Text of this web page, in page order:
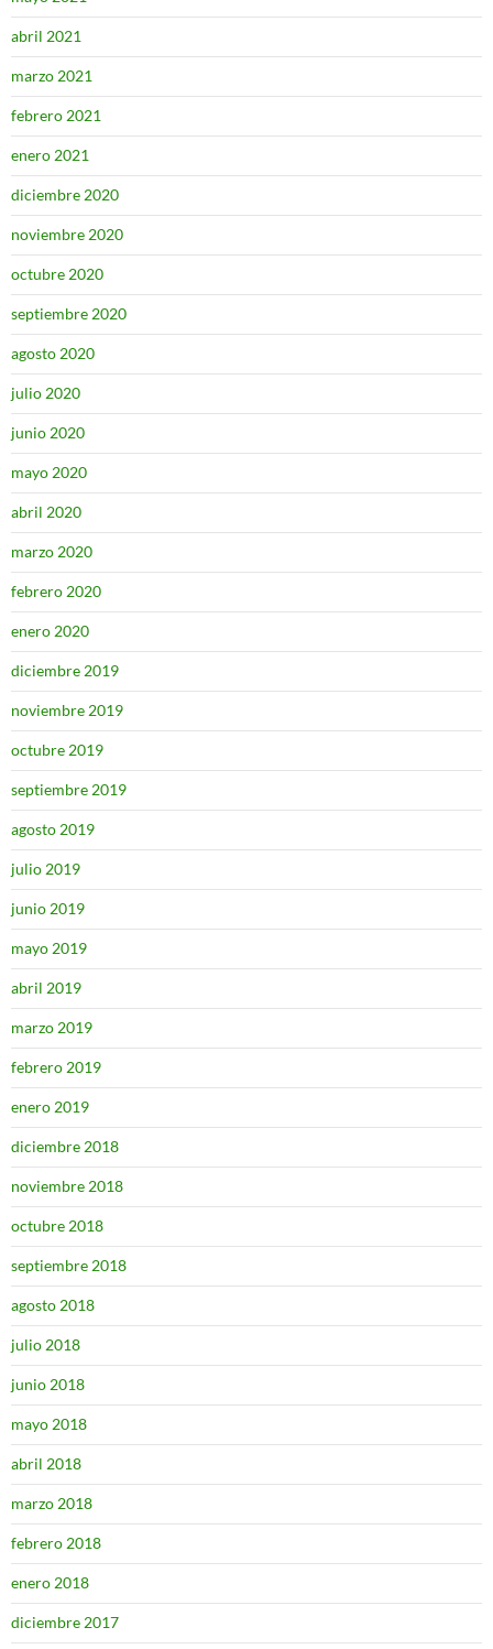
abril 2021
marzo 2021
febrero 2021
enero 2021
diciembre 2020
noviembre 2020
octubre 2020
septiembre 2020
agosto 2020
julio 2020
junio 2020
mayo 2020
abril 2020
marzo 2020
febrero 2020
enero 2020
diciembre 2019
noviembre 2019
octubre 2019
septiembre 2019
agosto 2019
julio 2019
junio 2019
mayo 2019
abril 2019
marzo 2019
febrero 2019
enero 2019
diciembre 2018
noviembre 2018
octubre 2018
septiembre 2018
agosto 2018
julio 2018
junio 2018
mayo 2018
abril 2018
marzo 2018
febrero 2018
enero 2018
diciembre 2017